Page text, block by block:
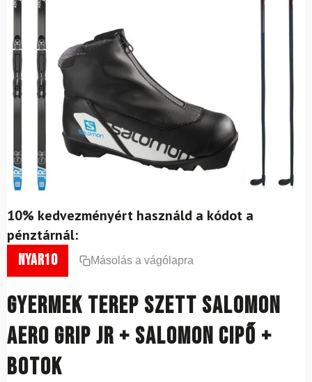
10% kedvezményért használd a kódot a
pénztárnál:
nyar10 Másolás a vágólapra
Gyermek terep szett SALOMON
Aero Grip Jr + Salomon cipő +
botok